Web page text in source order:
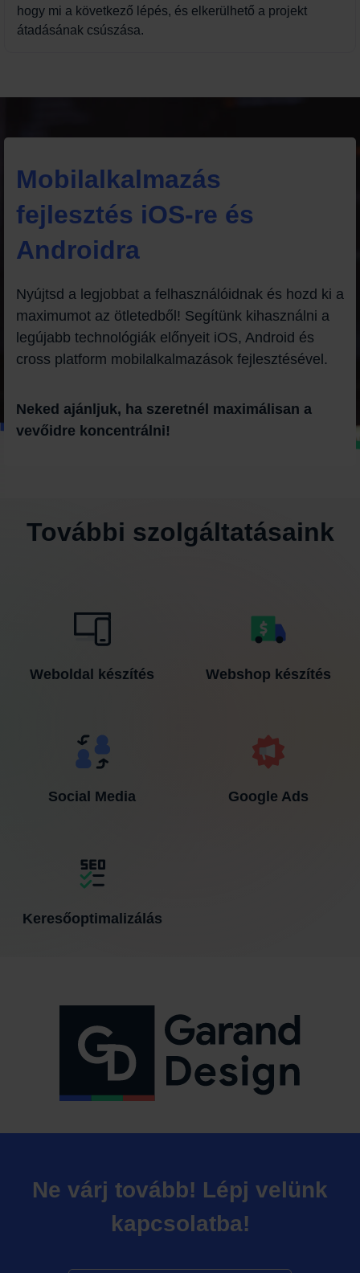
hogy mi a következő lépés, és elkerülhető a projekt
átadásának csúszása.
Mobilalkalmazás
fejlesztés iOS-re és
Androidra
Nyújtsd a legjobbat a felhasználóidnak és hozd ki a
maximumot az ötletedből! Segítünk kihasználni a
legújabb technológiák előnyeit iOS, Android és
cross platform mobilalkalmazások fejlesztésével.
Neked ajánljuk, ha szeretnél maximálisan a
vevőidre koncentrálni!
További szolgáltatásaink
Weboldal készítés Webshop készítés​
Social Media Google Ads
Keresőoptimalizálás
Ne várj tovább! Lépj velünk
kapcsolatba!